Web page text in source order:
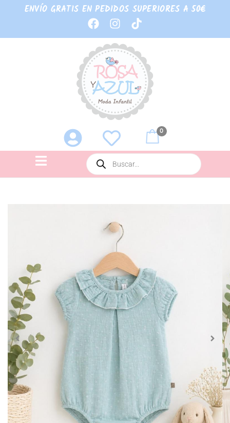
ENVÍO GRATIS EN PEDIDOS SUPERIORES A 50€
0